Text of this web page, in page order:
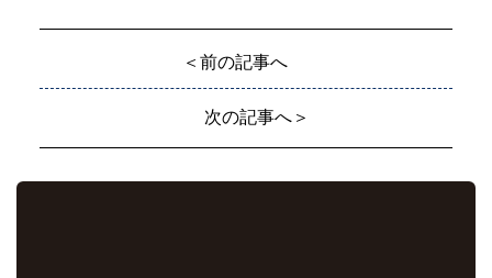
＜前の記事へ
次の記事へ＞